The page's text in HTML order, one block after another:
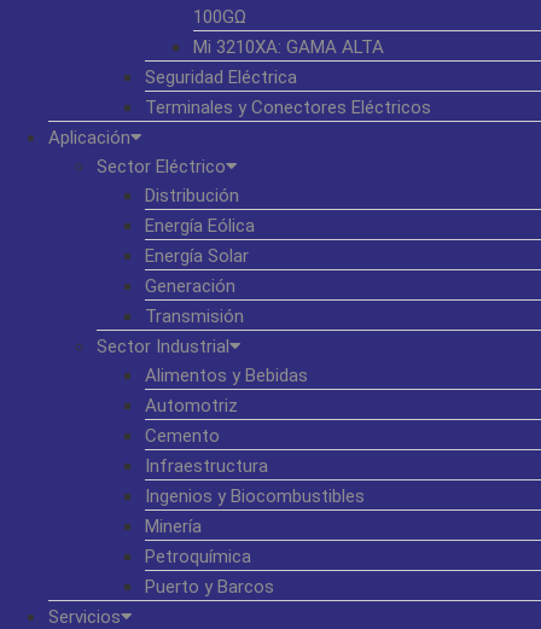
100GΩ
Mi 3210XA: GAMA ALTA
Seguridad Eléctrica
Terminales y Conectores Eléctricos
Aplicación
Sector Eléctrico
Distribución
Energía Eólica
Energía Solar
Generación
Transmisión
Sector Industrial
Alimentos y Bebidas
Automotriz
Cemento
Infraestructura
Ingenios y Biocombustibles
Minería
Petroquímica
Puerto y Barcos
Servicios